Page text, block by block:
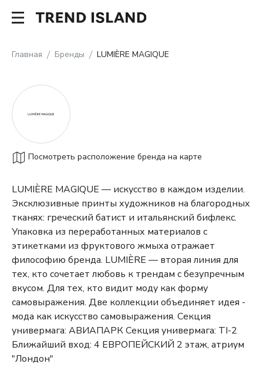
Главная Бренды LUMIÈRE MAGIQUE
Посмотреть расположение бренда на карте
LUMIÈRE MAGIQUE — искусство в каждом изделии.
Эксклюзивные принты художников на благородных
тканях: греческий батист и итальянский бифлекс.
Упаковка из переработанных материалов с
этикетками из фруктового жмыха отражает
философию бренда. LUMIÈRE — вторая линия для
тех, кто сочетает любовь к трендам с безупречным
вкусом. Для тех, кто видит моду как форму
самовыражения. Две коллекции объединяет идея -
мода как искусство самовыражения. Секция
универмага: АВИАПАРКСекция универмага: TI-2
Ближайший вход: 4 ЕВРОПЕЙСКИЙ 2 этаж, атриум
"Лондон"